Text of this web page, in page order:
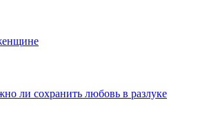
ли сохранить любовь в разлуке